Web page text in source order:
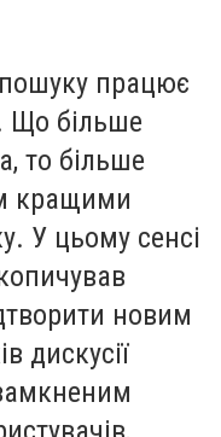
працює
Що більше
то більше
кращими
У цьому сенсі
новим
дискусії